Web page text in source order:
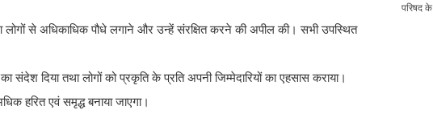
लोगों से अधिकाधिक पौधे लगाने और उन्हें संरक्षित करने की अपील की। सभी उपस्थित
दिया तथा लोगों को प्रकृति के प्रति अपनी जिम्मेदारियों का एहसास कराया।
हरित एवं समृद्ध बनाया जाएगा।
परिषद